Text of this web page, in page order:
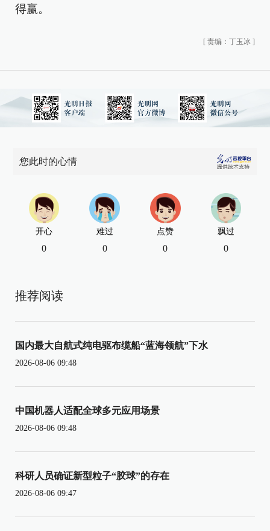
得赢。
[ 责编：丁玉冰 ]
您此时的心情
开心
0
难过
0
点赞
0
飘过
0
推荐阅读
国内最大自航式纯电驱布缆船“蓝海领航”下水
2026-08-06 09:48
中国机器人适配全球多元应用场景
2026-08-06 09:48
科研人员确证新型粒子“胶球”的存在
2026-08-06 09:47